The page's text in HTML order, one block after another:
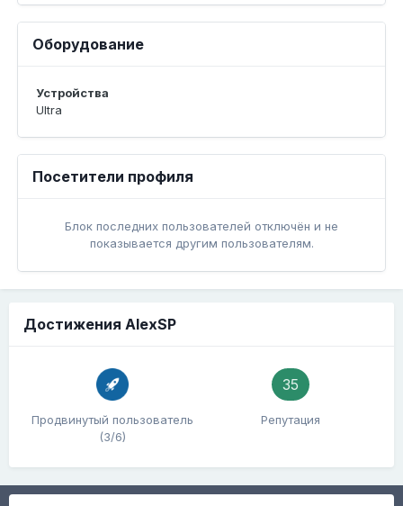
Оборудование
Устройства
Ultra
Посетители профиля
Блок последних пользователей отключён и не
показывается другим пользователям.
Достижения AlexSP
Продвинутый пользователь
(3/6)
35
Репутация